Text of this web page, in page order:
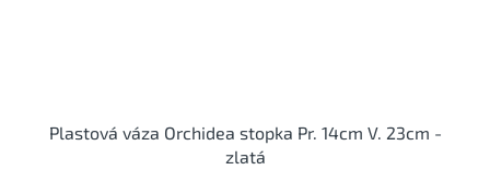
Plastová váza Orchidea stopka Pr. 14cm V. 23cm -
zlatá